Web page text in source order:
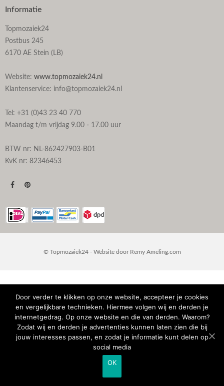
Informatie
Topmozaiek24
Postbus 245
6170 AE Stein (LB)
Website: www.topmozaiek24.nl
Klantenservice: info@topmozaiek24.nl
Tel: +31 (0)43 23 40 770
Maandag t/m vrijdag 9.00 - 17.00 uur
BTW nr: NL-862427903-B01
KvK nr: 82346453
© Topmozaiek24 - Website door Remy Ameling.com
Door verder te klikken op onze website, accepteer je cookies
en vergelijkbare technieken. Hiermee volgen wij en derden je
internetgedrag. Op onze website en die van derden. Waarom?
Zodat wij en derden je advertenties kunnen laten zien die bij
jouw interesses passen, en zodat je informatie kunt delen op
social media
OK